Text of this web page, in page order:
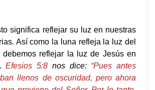
significa reflejar su luz en nuestras
. Así como la luna refleja la luz del
debemos reflejar la luz de Jesús en
Efesios 5:8 nos dice:“Pues antes
llenos de oscuridad, pero ahora